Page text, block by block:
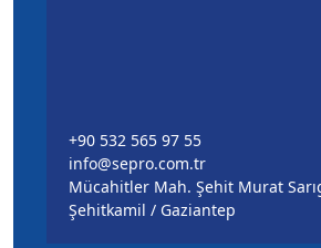
+90 532 565 97 55
info@sepro.com.tr
Mücahitler Mah. Şehit Murat
Şehitkamil / Gaziantep